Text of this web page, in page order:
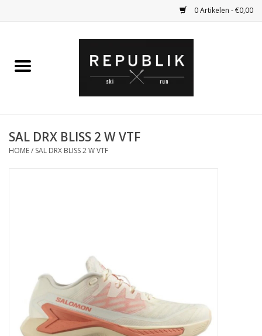
0 Artikelen - €0,00
Bagage
Ski Racing
Running
SAL DRX BLISS 2 W VTF
HOME/ SAL DRX BLISS 2 W VTF